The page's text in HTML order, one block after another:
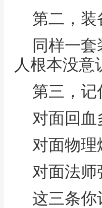
第二，
同样一
人根本没意
第三，记
对面回
对面物
对面法
这三条你